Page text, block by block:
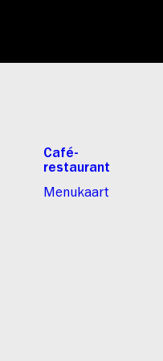
Café-
restaurant
Menukaart